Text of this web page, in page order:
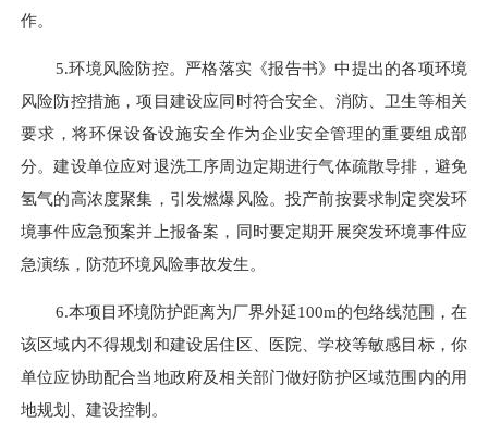
作。
5.环境风险防控。 严格落实 《报告书》中提出的各项环境
风险防控措施，项目建设应同时符合安全、消防、卫生等相关
要求，将环保设备设施安全作为企业安全管理的重要组成部
分。建设单位应对退洗工序周边定期进行气体疏散导排，避免
氢气的高浓度聚集，引发燃爆风险。投产前按要求制定突发环
境事件应急预案并上报备案 ，同时要定期开展突发环境事件应
急演练 ， 防范环境风险事故发生。
6.本项目环境防护距离为厂界外延100m的包络线范围，在
该区域内不得规划和建设居住区、医院、学校等敏感目标，你
单位应协助配合当地政府及相关部门做好防护区域范围内的用
地规划、建设控制。